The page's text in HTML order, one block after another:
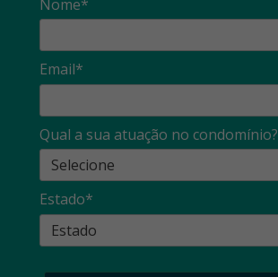
Nome*
Email*
Qual a sua atuação no condomínio?
Estado*